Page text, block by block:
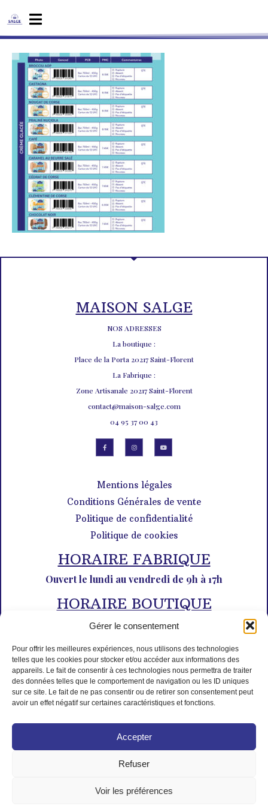
Gérer le consentement
Pour offrir les meilleures expériences, nous utilisons des technologies
telles que les cookies pour stocker et/ou accéder aux informations des
appareils. Le fait de consentir à ces technologies nous permettra de traiter
des données telles que le comportement de navigation ou les ID uniques
sur ce site. Le fait de ne pas consentir ou de retirer son consentement peut
avoir un effet négatif sur certaines caractéristiques et fonctions.
Accepter
Refuser
Voir les préférences
MAISON SALGE
NOS ADRESSES
La boutique :
Place de la Porta 20217 Saint-Florent
La Fabrique :
Zone Artisanale 20217 Saint-Florent
contact@maison-salge.com
04 95 37 00 43
Mentions légales
Conditions Générales de vente
Politique de confidentialité
Politique de cookies
HORAIRE FABRIQUE
Ouvert le lundi au vendredi de 9h à 17h
HORAIRE BOUTIQUE
Du lundi au dimanche de 10h à 12h30 et de 14h30 à 18h30
© Tous droits réservés L'Isle aux desserts